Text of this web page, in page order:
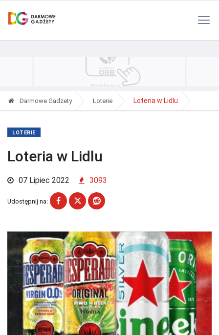
Darmowe Gadżety Loterie Loteria w Lidlu
LOTERIE
Loteria w Lidlu
07 Lipiec 2022 3093
Udostępnij na: